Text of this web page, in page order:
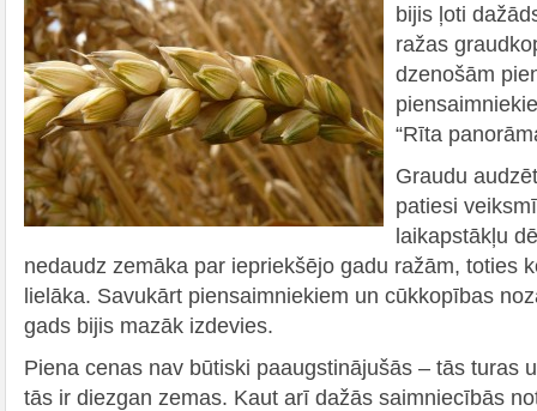
bijis ļoti
ražas
dzenošām
“Rīta
Graudu
patiesi
laikapstākļu
nedaudz zemāka par iepriekšējo gadu ražām, toties
lielāka. Savukārt piensaimniekiem un cūkkopības
gads bijis mazāk izdevies.
Piena cenas nav būtiski paaugstinājušās – tās turas
tās ir diezgan zemas. Kaut arī dažās saimniecībās